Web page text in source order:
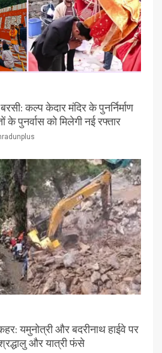
कल्प केदार मंदिर के पुनर्निर्माण
के पुनर्वास को मिलेगी नई रफ्तार
यमुनोत्री और बदरीनाथ हाईवे पर
और यात्री फंसे